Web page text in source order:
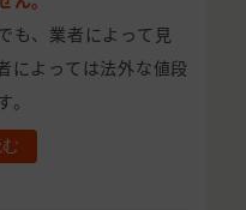
も、業者によって見
によっては法外な値段